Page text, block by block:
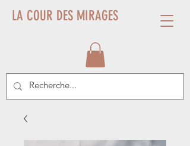
LA COUR DES MIRAGES